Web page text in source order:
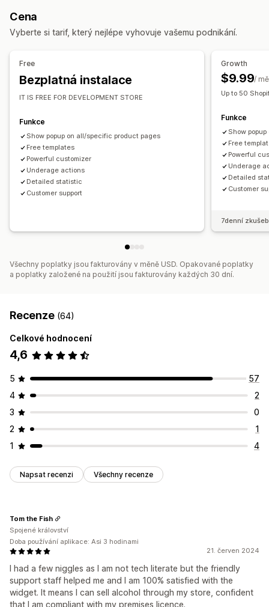
Omezení stránek
Ověření věku
mailů
Cílení A/​B testování
Cena
Vyberte si tarif, který nejlépe vyhovuje vašemu podnikání.
Free
Bezplatná instalace
IT IS FREE FOR DEVELOPMENT STORE
Funkce
Show popup on all/specific product pages
Free templates
Powerful customizer
Underage actions
Detailed statistic
Customer support
Growth
$9.99/
Up to 50
Funkce
Show
Free
Powerful
Underage
Detailed
Customer
7denní
Všechny poplatky jsou fakturovány v měně USD. Opakované poplatky
a poplatky založené na použití jsou fakturovány každých 30 dní.
Recenze (64)
Celkové hodnocení
4,6
5
57
4
2
3
0
2
1
1
4
Napsat recenzi Všechny recenze
21. červen 2024
I had a few niggles as I am not tech literate but the friendly
support staff helped me and I am 100% satisfied with the
widget. It means I can sell alcohol through my store, confident
that I am compliant with my premises licence.
Tom the Fish
Spojené království
Doba používání aplikace: Asi 3 hodinami